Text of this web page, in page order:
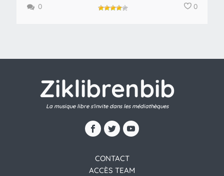
0
0
Ziklibrenbib
La musique libre s'invite dans les médiathèques
CONTACT
ACCÈS TEAM